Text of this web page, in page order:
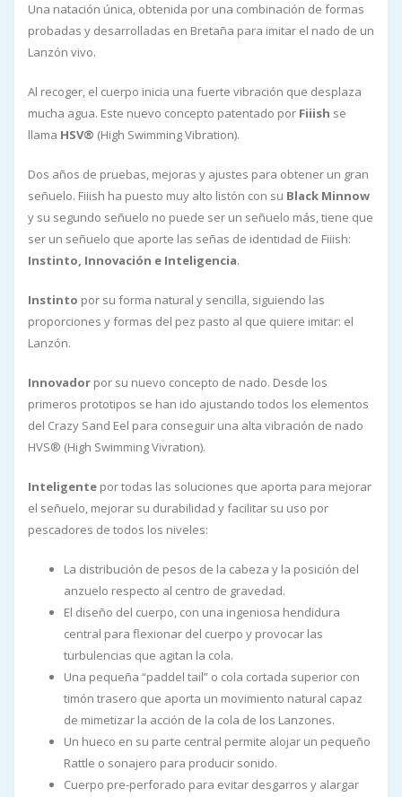
Una natación única, obtenida por una combinación de formas
probadas y desarrolladas en Bretaña para imitar el nado de un
Lanzón vivo.
Al recoger, el cuerpo inicia una fuerte vibración que desplaza
mucha agua. Este nuevo concepto patentado por Fiiish se
llama HSV® (High Swimming Vibration).
Dos años de pruebas, mejoras y ajustes para obtener un gran
señuelo. Fiiish ha puesto muy alto listón con su Black Minnow
y su segundo señuelo no puede ser un señuelo más, tiene que
ser un señuelo que aporte las señas de identidad de Fiiish:
Instinto, Innovación e Inteligencia.
Instinto por su forma natural y sencilla, siguiendo las
proporciones y formas del pez pasto al que quiere imitar: el
Lanzón.
Innovador por su nuevo concepto de nado. Desde los
primeros prototipos se han ido ajustando todos los elementos
del Crazy Sand Eel para conseguir una alta vibración de nado
HVS® (High Swimming Vivration).
Inteligente por todas las soluciones que aporta para mejorar
el señuelo, mejorar su durabilidad y facilitar su uso por
pescadores de todos los niveles:
La distribución de pesos de la cabeza y la posición del
anzuelo respecto al centro de gravedad.
El diseño del cuerpo, con una ingeniosa hendidura
central para flexionar del cuerpo y provocar las
turbulencias que agitan la cola.
Una pequeña “paddel tail” o cola cortada superior con
timón trasero que aporta un movimiento natural capaz
de mimetizar la acción de la cola de los Lanzones.
Un hueco en su parte central permite alojar un pequeño
Rattle o sonajero para producir sonido.
Cuerpo pre-perforado para evitar desgarros y alargar